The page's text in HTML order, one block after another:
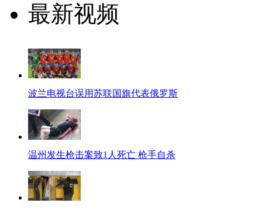
最新视频
波兰电视台误用苏联国旗代表俄罗斯
温州发生枪击案致1人死亡 枪手自杀